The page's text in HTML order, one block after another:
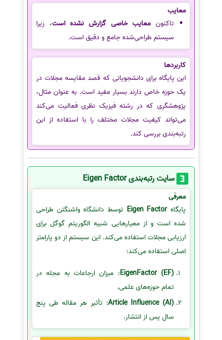
معایب
تاکنون معایب خاصی گزارش نشده است، زیرا
سیستم طراحی‌شده جامع و دقیق است.
کاربردها
این پایگاه برای دانشجویانی که قصد مقایسه مجلات در
یک حوزه خاص دارند بسیار مفید است. به عنوان مثال،
پژوهشگری که در رشته فیزیک نظری فعالیت می‌کند
می‌تواند کیفیت مجلات مختلف را با استفاده از این
رتبه‌بندی بررسی کند.
سایت رتبه‌بندی Eigen Factor
معرفی
پایگاهEigen Factor توسط دانشگاه واشنگتن طراحی
شده است و از معیارهایی شبیه الگوریتم گوگل برای
ارزیابی مجلات استفاده می‌کند. این سیستم از دو پارامتر
اصلی استفاده می‌کند:
EigenFactor (EF): میزان ارجاعات به مجله در
تمام حوزه‌های علمی.
Article Influence (AI): تأثیر هر مقاله طی پنج
سال پس از انتشار.